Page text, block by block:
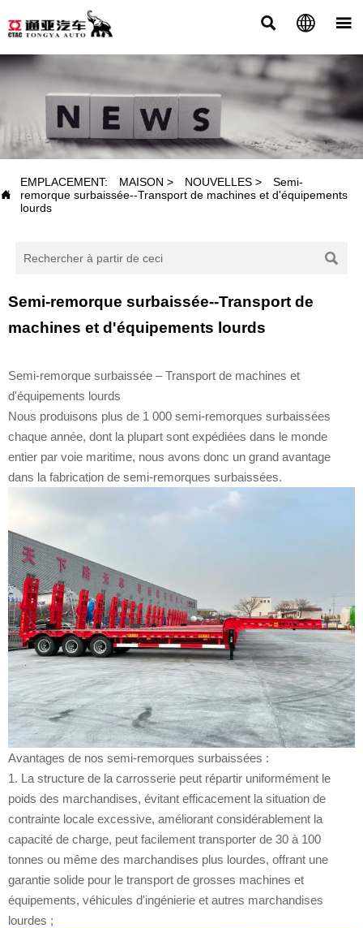
  
NOUVELLES

EMPLACEMENT: MAISON > NOUVELLES >
Semi-
remorque surbaissée--Transport de machines et d'équipements
lourds

Semi-remorque surbaissée--Transport de
machines et d'équipements lourds
Semi-remorque surbaissée – Transport de machines et
d'équipements lourds
Nous produisons plus de 1 000 semi-remorques surbaissées
chaque année, dont la plupart sont expédiées dans le monde
entier par voie maritime, nous avons donc un grand avantage
dans la fabrication de semi-remorques surbaissées.
Avantages de nos semi-remorques surbaissées :
1. La structure de la carrosserie peut répartir uniformément le
poids des marchandises, évitant efficacement la situation de
contrainte locale excessive, améliorant considérablement la
capacité de charge, peut facilement transporter de 30 à 100
tonnes ou même des marchandises plus lourdes, offrant une
garantie solide pour le transport de grosses machines et
équipements, véhicules d'ingénierie et autres marchandises
lourdes ;